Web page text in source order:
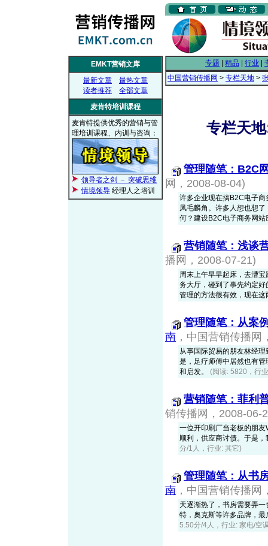
EMKT营销文库
最新文章
最热文章
读者推荐
全部文章
麦肯特培训课程
麦肯特提供优秀的营销与管
理培训课程、内训与咨询：
领导者之剑 － 突破思维
情境领导 经理人之培训
专题 精品 行业
中国营销传播网 > 专栏天地 >
专栏天
管理随笔：B2C
网，2008-08-04)
许多企业现在搞B2C电子
凤毛麟角。许多人想也想
何？建设B2C电子商务网
营销随笔：浅谈
播网，2008-07-21)
周末上午早早起床，去漕
务大厅，碰到了事先约定
管理的方法很有效，现在
管理随笔：从案
南 ，中国营销传播网
从事国际贸易的朋友林经
是，足疗师傅中居然也有
和启发。 (阅读: 5820，行
营销随笔：菲利
销传播网，2008-06-
一位开印刷厂当老板的朋
顺利，供应商讨债。于是
分/1人，行业: 其它)
管理随笔：从书
南 ，中国营销传播网
天逐渐热了，书房需要弄
特，奥克斯等许多品牌，
5.50分/4人，行业: 家电/空